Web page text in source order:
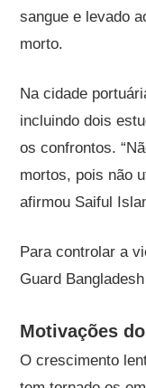
sangue e levado
morto.
Na cidade
incluindo dois
os confrontos.
mortos, pois não
afirmou Saiful
Para controlar a
Guard
Motivações
O crescimento